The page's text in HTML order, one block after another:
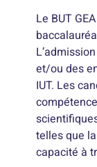
Le BUT
et/ou des
IUT. Les
telles que
capacité à